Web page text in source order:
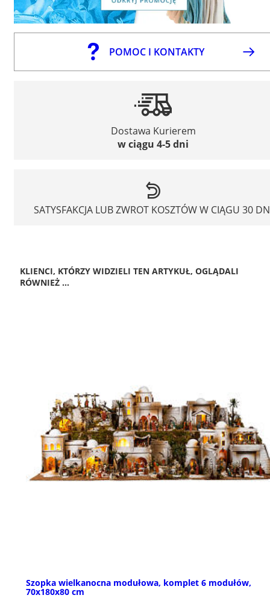
POMOC I KONTAKTY
Dostawa Kurierem
w ciągu 4-5 dni
SATYSFAKCJA LUB ZWROT KOSZTÓW W CIĄGU 30
KLIENCI, KTÓRZY WIDZIELI TEN ARTYKUŁ, OGLĄDALI
RÓWNIEŻ ...
Szopka wielkanocna modułowa, komplet 6 modułów,
70x180x80 cm